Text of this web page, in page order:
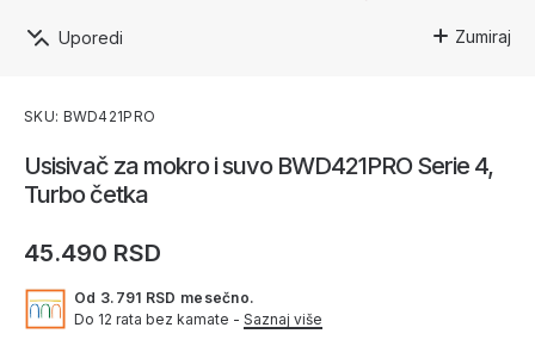
Zumiraj
Uporedi
Usisivač za mokro i suvo BWD421PRO Serie 4,
Turbo četka
45.490 RSD
Od 3.791 RSD mesečno.
Do 12 rata bez kamate - Saznaj više
SKU: BWD421PRO